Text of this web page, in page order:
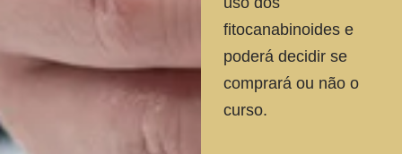
fitocanabinoides e
poderá decidir se
comprará ou não o
curso.